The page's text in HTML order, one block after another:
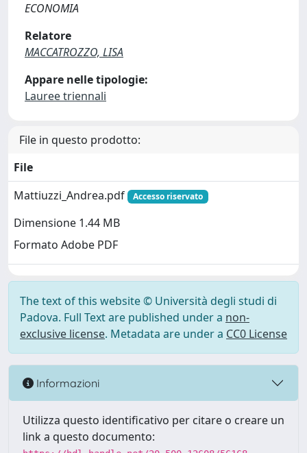
ECONOMIA
Relatore
MACCATROZZO, LISA
Appare nelle tipologie:
Lauree triennali
File in questo prodotto:
File
Mattiuzzi_Andrea.pdf
Accesso riservato
Dimensione 1.44 MB
Formato Adobe PDF
The text of this website © Università degli studi di
Padova. Full Text are published under a non-
exclusive license. Metadata are under a CC0 License
Informazioni
Utilizza questo identificativo per citare o creare un
link a questo documento: